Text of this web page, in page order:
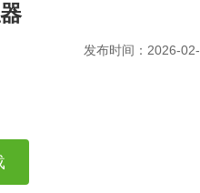
发布时间：2026-